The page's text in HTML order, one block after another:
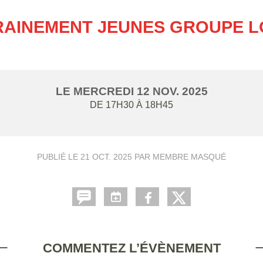
JEUNES GROUPE
LE MERCREDI 12 NOV. 2025
DE 17H30 À 18H45
PUBLIÉ LE 21 OCT. 2025 PAR MEMBRE MASQUÉ
COMMENTEZ L’ÉVÈNEMENT